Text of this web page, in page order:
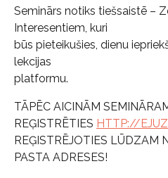
Seminārs notiks tiešsaistē –
Interesentiem, kuri
būs pieteikušies, dienu
lekcijas
platformu.
TĀPĒC AICINĀM
REĢISTRĒTIES HTTP://
REĢISTRĒJOTIES LŪDZAM
PASTA ADRESES!